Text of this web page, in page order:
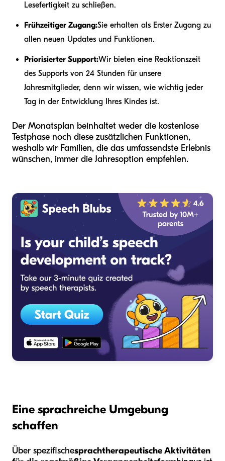
Lesefertigkeit zu schließen.
Frühzeitiger Zugang:Sie erhalten als Erster Zugang zu
allen neuen Updates und Funktionen.
Priorisierter Support:Wir bieten eine Reaktionszeit
des Supports von 24 Stunden für unsere
Jahresmitglieder, denn wir wissen, wie wichtig jeder
Tag in der Entwicklung Ihres Kindes ist.
Der Monatsplan beinhaltet weder die kostenlose
Testphase noch diese zusätzlichen Funktionen,
weshalb wir Familien, die das umfassendste Erlebnis
wünschen, immer die Jahresoption empfehlen.
Eine sprachreiche Umgebung
schaffen
Über spezifischesprachtherapeutische Aktivitäten